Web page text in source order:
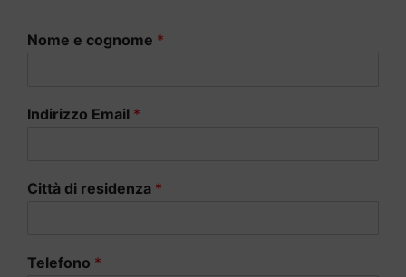
Nome e cognome *
Indirizzo Email *
Città di residenza *
Telefono *